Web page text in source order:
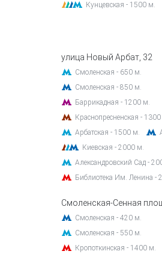
Кунцевская - 1500 м.
улица Новый Арбат, 32
Смоленская - 650 м.
Смоленская - 850 м.
Баррикадная - 1200 м.
Краснопресненская -
Арбатская - 1500 м.
Киевская - 2000 м.
Александровский Сад -
Библиотека Им. Ленина -
Смоленская-Сенная
Смоленская - 420 м.
Смоленская - 550 м.
Кропоткинская - 1400 м.